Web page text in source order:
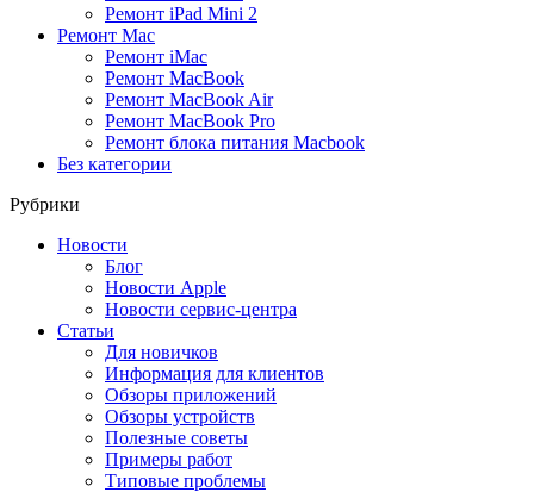
Ремонт iPad Mini 2
Ремонт Mac
Ремонт iMac
Ремонт MacBook
Ремонт MacBook Air
Ремонт MacBook Pro
Ремонт блока питания Macbook
Без категории
Рубрики
Новости
Блог
Новости Apple
Новости сервис-центра
Статьи
Для новичков
Информация для клиентов
Обзоры приложений
Обзоры устройств
Полезные советы
Примеры работ
Типовые проблемы